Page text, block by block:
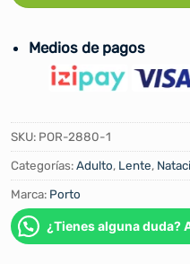
Medios de pagos
SKU: POR-2880-1
Categorías:Adulto, Lente,
Marca: Porto
¿Tienes alguna duda?